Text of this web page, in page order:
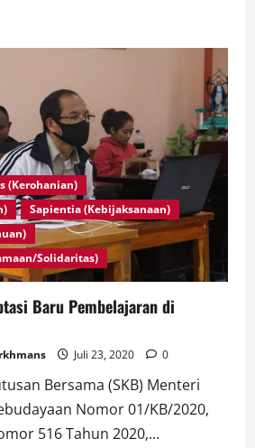
(Kerohanian)
Sapientia (Kebijaksanaan)
Solidaritas)
Baru Pembelajaran di
Juli 23, 2020 0
Bersama (SKB) Menteri
Nomor 01/KB/2020,
516 Tahun 2020,...